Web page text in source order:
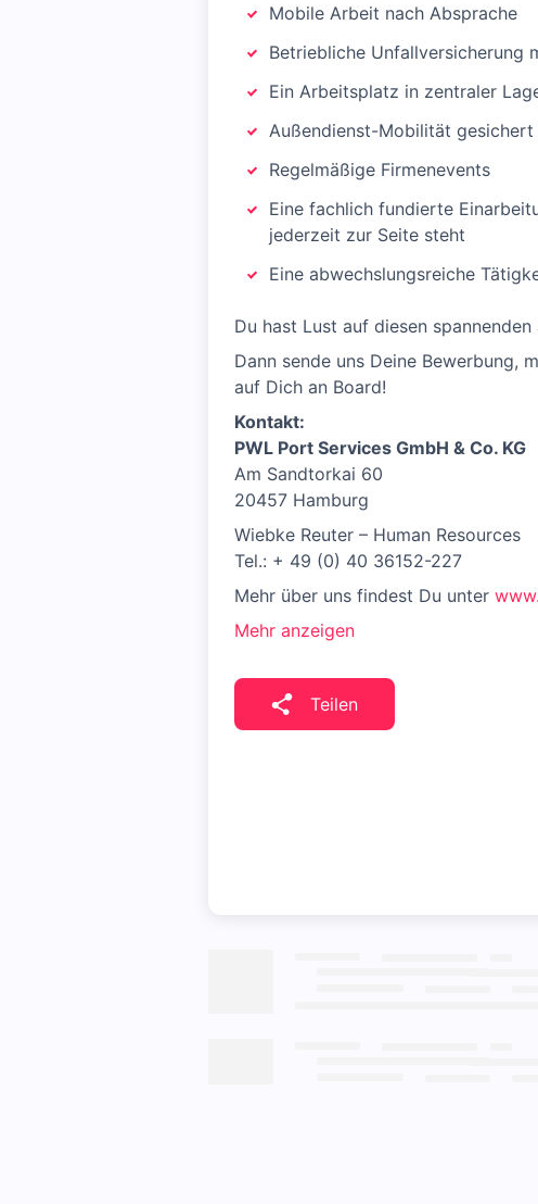
Mobile Arbeit nach Absprache
Betriebliche Unfallversicherung
Ein Arbeitsplatz in zentraler
Außendienst-Mobilität gesichert
Regelmäßige Firmenevents
Eine fachlich fundierte
jederzeit zur Seite steht
Eine abwechslungsreiche
Du hast Lust auf diesen spannenden
Dann sende uns Deine Bewerbung,
auf Dich an Board!
Kontakt:
PWL Port Services GmbH & Co. KG
Am Sandtorkai 60
20457 Hamburg
Wiebke Reuter – Human Resources
Tel.: + 49 (0) 40 36152-227
Mehr über uns findest Du unter
Mehr anzeigen
Teilen